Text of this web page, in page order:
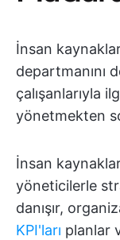
İnsan
departmanını
çalışanlarıyla
yönetmekten
İnsan
yöneticilerle
danışır,
KPI'ları planlar